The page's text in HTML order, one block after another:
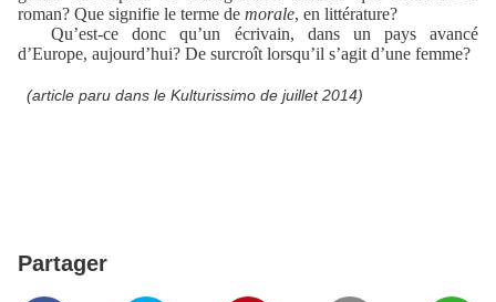
roman? Que signifie le terme de morale, en littérature?
Qu’est-ce donc qu’un écrivain, dans un pays avancé
d’Europe, aujourd’hui? De surcroît lorsqu’il s’agit d’une femme?
(article paru dans le Kulturissimo de juillet 2014)
Partager